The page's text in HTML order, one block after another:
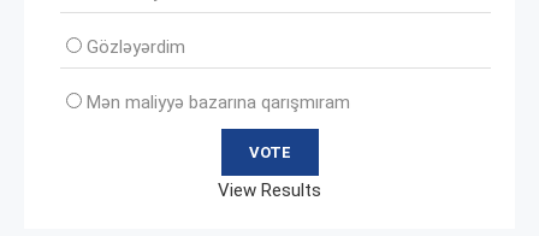
Gözləyərdim
Mən maliyyə bazarına qarışmıram
View Results